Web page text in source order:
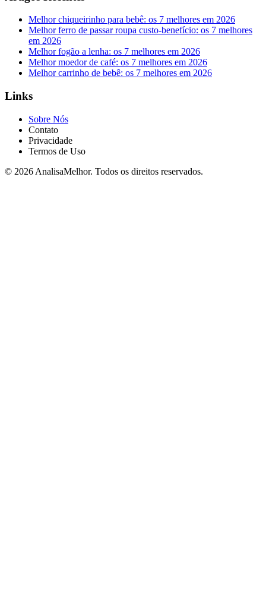
Melhor chiqueirinho para bebê: os 7 melhores em 2026
Melhor ferro de passar roupa custo-benefício: os 7 melhores
em 2026
Melhor fogão a lenha: os 7 melhores em 2026
Melhor moedor de café: os 7 melhores em 2026
Melhor carrinho de bebê: os 7 melhores em 2026
Links
Sobre Nós
Contato
Privacidade
Termos de Uso
© 2026 AnalisaMelhor. Todos os direitos reservados.